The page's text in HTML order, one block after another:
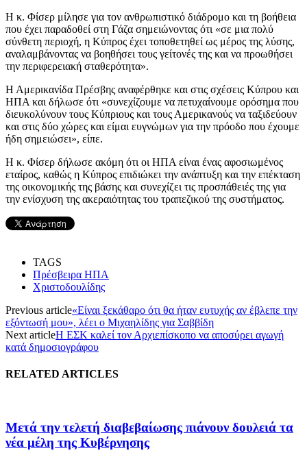
Η κ. Φίσερ μίλησε για τον ανθρωπιστικό διάδρομο και τη βοήθεια
που έχει παραδοθεί στη Γάζα σημειώνοντας ότι «σε μια πολύ
σύνθετη περιοχή, η Κύπρος έχει τοποθετηθεί ως μέρος της λύσης,
αναλαμβάνοντας να βοηθήσει τους γείτονές της και να προωθήσει
την περιφερειακή σταθερότητα».
Η Αμερικανίδα Πρέσβης αναφέρθηκε και στις σχέσεις Κύπρου και
ΗΠΑ και δήλωσε ότι «συνεχίζουμε να πετυχαίνουμε ορόσημα που
διευκολύνουν τους Κύπριους και τους Αμερικανούς να ταξιδεύουν
και στις δύο χώρες και είμαι ευγνώμων για την πρόοδο που έχουμε
ήδη σημειώσει», είπε.
Η κ. Φίσερ δήλωσε ακόμη ότι οι ΗΠΑ είναι ένας αφοσιωμένος
εταίρος, καθώς η Κύπρος επιδιώκει την ανάπτυξη και την επέκταση
της οικονομικής της βάσης και συνεχίζει τις προσπάθειές της για
την ενίσχυση της ακεραιότητας του τραπεζικού της συστήματος.
TAGS
Πρέσβειρα ΗΠΑ
Χριστοδουλίδης
Previous article«Eίναι ξεκάθαρο ότι θα ήταν ευτυχής αν έβλεπε την
εξόντωσή μου», λέει ο Μιχαηλίδης για Σαββίδη
Next articleΗ ΕΣΚ καλεί τον Αρχιεπίσκοπο να αποσύρει αγωγή
κατά δημοσιογράφου
RELATED ARTICLES
Μετά την τελετή διαβεβαίωσης πιάνουν δουλειά τα
νέα μέλη της Κυβέρνησης